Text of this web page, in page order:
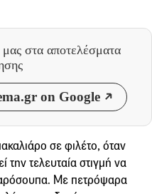
μας στα αποτελέσματα
on Google
σε φιλέτο, όταν
την τελευταία στιγμή να
Με πετρόψαρα